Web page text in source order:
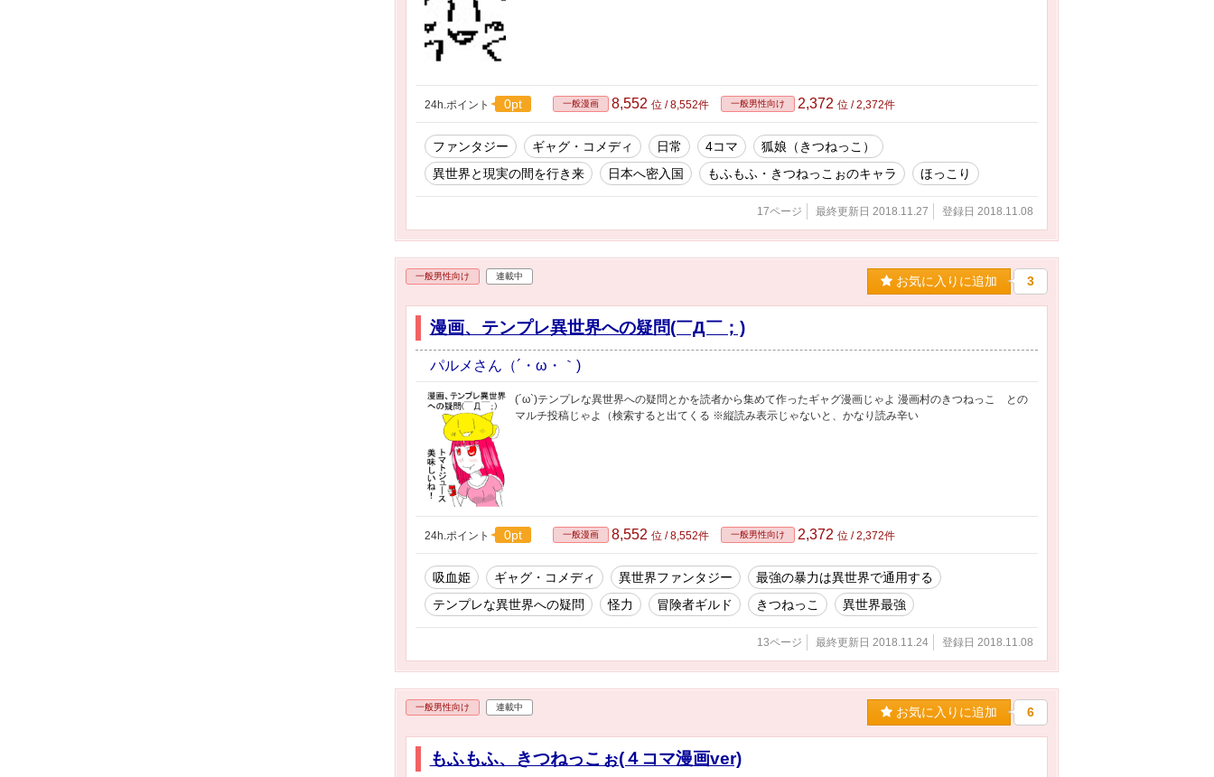
24h.ポイント 0pt 一般漫画 8,552 位 / 8,552件 一般男性向け 2,372 位 / 2,372件
ファンタジー ギャグ・コメディ 日常 4コマ
狐娘（きつねっこ）
異世界と現実の間を行き来
日本へ密入国 もふもふ・きつねっこぉのキャラ ほっこり
17ページ 最終更新日 2018.11.27 登録日 2018.11.08
一般男性向け 連載中 お気に入りに追加 3
漫画、テンプレ異世界への疑問(￣Д￣；)
パルメさん（´・ω・｀)
(´ω`)テンプレな異世界への疑問とかを読者から集めて作ったギャグ漫画じゃよ 漫画村のきつねっこ との
マルチ投稿じゃよ（検索すると出てくる ※縦読み表示じゃないと、かなり読み辛い
24h.ポイント 0pt 一般漫画 8,552 位 / 8,552件 一般男性向け 2,372 位 / 2,372件
吸血姫 ギャグ・コメディ 異世界ファンタジー
最強の暴力は異世界で通用する
テンプレな異世界への疑問
怪力 冒険者ギルド きつねっこ 異世界最強
13ページ 最終更新日 2018.11.24 登録日 2018.11.08
一般男性向け 連載中 お気に入りに追加 6
もふもふ、きつねっこぉ(４コマ漫画ver)